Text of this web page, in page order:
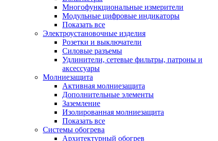
Многофункциональные измерители
Модульные цифровые индикаторы
Показать все
Электроустановочные изделия
Розетки и выключатели
Силовые разъемы
Удлинители, сетевые фильтры, патроны и
аксессуары
Молниезащита
Активная молниезащита
Дополнительные элементы
Заземление
Изолированная молниезащита
Показать все
Системы обогрева
Архитектурный обогрев